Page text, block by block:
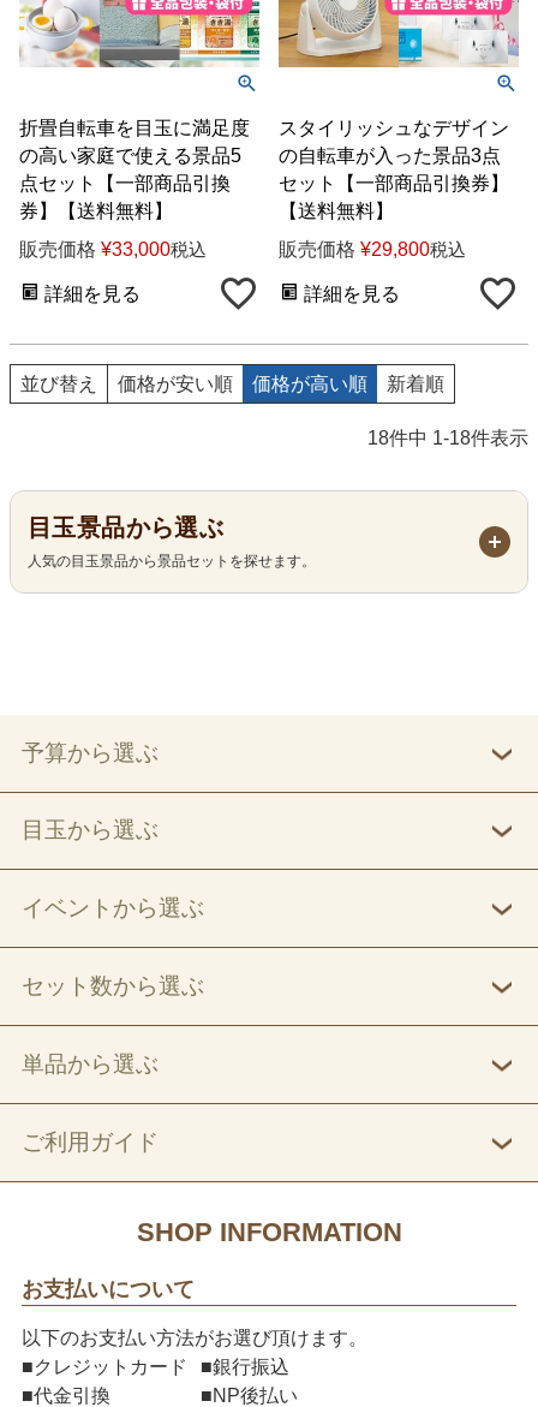
折畳自転車を目玉に満足度
の高い家庭で使える景品5
点セット【一部商品引換
券】【送料無料】
販売価格 ¥33,000税込
詳細を見る
スタイリッシュなデザイン
の自転車が入った景品3点
セット【一部商品引換券】
【送料無料】
販売価格 ¥29,800税込
詳細を見る
並び替え 価格が安い順 価格が高い順 新着順
18件中 1-18件表示
目玉景品から選ぶ
人気の目玉景品から景品セットを探せます。
予算から選ぶ
目玉から選ぶ
イベントから選ぶ
セット数から選ぶ
単品から選ぶ
ご利用ガイド
SHOP INFORMATION
お支払いについて
以下のお支払い方法がお選び頂けます。
■クレジットカード
■銀行振込
■代金引換
■NP後払い